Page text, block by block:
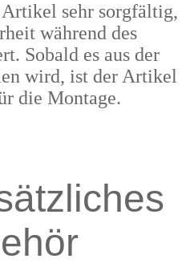
sehr sorgfältig,
während des
Sobald es aus der
wird, ist der Artikel
die Montage.